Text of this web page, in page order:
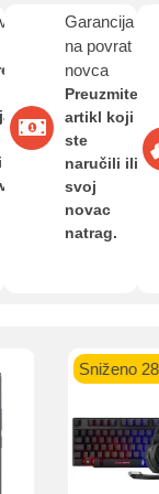
Garancija
na povrat
novca
Preuzmite
artikl koji
ste
naručili ili
svoj
novac
natrag.
Sniženo
ispod.
banka VISA